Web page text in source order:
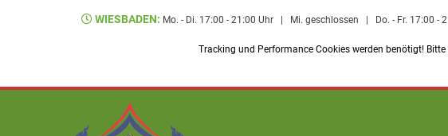
WIESBADEN: Mo. - Di. 17:00 - 21:00 Uhr Mi. geschlossen Do. - Fr. 17:00 -
Tracking und Performance Cookies werden benötigt!